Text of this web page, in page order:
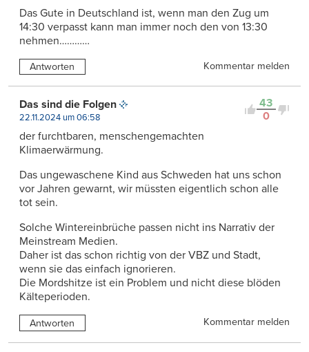
Das Gute in Deutschland ist, wenn man den Zug um
14:30 verpasst kann man immer noch den von 13:30
nehmen…………
Antworten Kommentar melden
43
0
Das sind die Folgen
22.11.2024 um 06:58
der furchtbaren, menschengemachten
Klimaerwärmung.
Das ungewaschene Kind aus Schweden hat uns schon
vor Jahren gewarnt, wir müssten eigentlich schon alle
tot sein.
Solche Wintereinbrüche passen nicht ins Narrativ der
Meinstream Medien.
Daher ist das schon richtig von der VBZ und Stadt,
wenn sie das einfach ignorieren.
Die Mordshitze ist ein Problem und nicht diese blöden
Kälteperioden.
Antworten Kommentar melden